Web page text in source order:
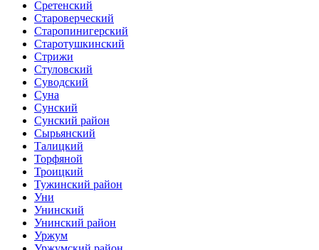
Сретенский
Староверческий
Старопинигерский
Старотушкинский
Стрижи
Стуловский
Суводский
Суна
Сунский
Сунский район
Сырьянский
Талицкий
Торфяной
Троицкий
Тужинский район
Уни
Унинский
Унинский район
Уржум